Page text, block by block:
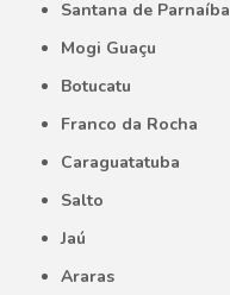
Santana de Parnaíba
Mogi Guaçu
Botucatu
Franco da Rocha
Caraguatatuba
Salto
Jaú
Araras